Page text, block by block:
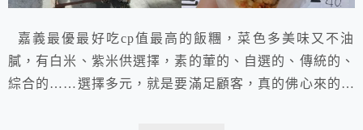
嘉義最優最好吃cp值最高的飯糰，菜色多美味又不油
膩，有白米、紫米供選擇，素的葷的、自選的、傳統的、
綜合的……選擇多元，就是要滿足顧客，真的佛心來的。